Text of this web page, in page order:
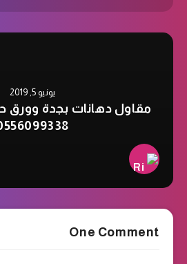
يونيو 5, 2019
مقاول دهانات بجدة وورق
One Comment